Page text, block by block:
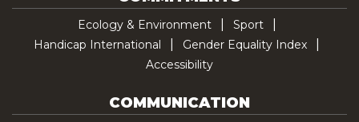
Ecology & Environment
Sport
Handicap International
Gender Equality Index
Accessibility
COMMUNICATION